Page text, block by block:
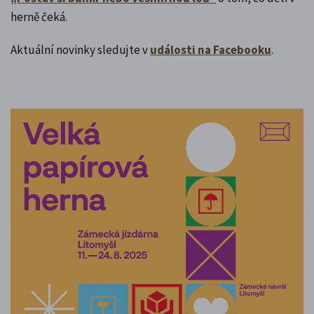
herně čeká.
Aktuální novinky sledujte vudálosti na Facebooku.